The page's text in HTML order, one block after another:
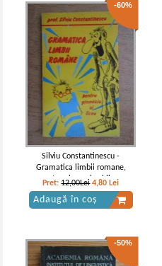
-60%
Silviu Constantinescu -
Gramatica limbii romane,
pentru gimnaziu si liceu
Pret:12,00Lei 4,80 Lei
Adaugă în coș
-50%